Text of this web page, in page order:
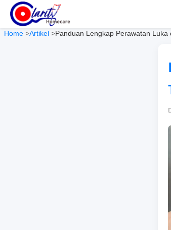
Home >Artikel >Panduan Lengkap Perawatan